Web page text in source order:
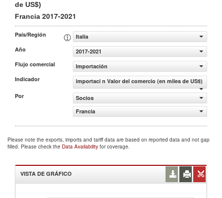
de US$)
Francia 2017-2021
País/Región
Italia
Año
2017-2021
Flujo comercial
Importación
Indicador
importaci n Valor del comercio (en miles de US$)
Por
Socios
Francia
Please note the exports, imports and tariff data are based on reported data and not gap
filled. Please check the Data Availability for coverage.
VISTA DE GRÁFICO